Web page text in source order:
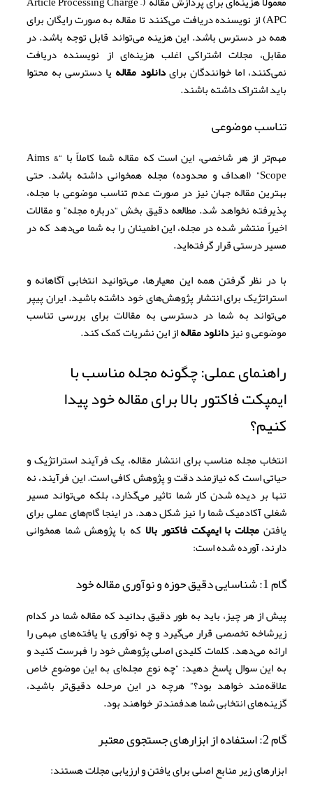
APC) از نویسنده دریافت می‌کنند تا مقاله به صورت رایگان برای
همه در دسترس باشد. این هزینه می‌تواند قابل توجه باشد. در
مقابل، مجلات اشتراکی اغلب هزینه‌ای از نویسنده دریافت
نمی‌کنند، اما خوانندگان برایدانلود مقاله یا دسترسی به محتوا
باید اشتراک داشته باشند.
تناسب موضوعی
مهم‌تر از هر شاخصی، این است که مقاله شما کاملاً با “Aims &
Scope” (اهداف و محدوده) مجله همخوانی داشته باشد. حتی
بهترین مقاله جهان نیز در صورت عدم تناسب موضوعی با مجله،
پذیرفته نخواهد شد. مطالعه دقیق بخش “درباره مجله” و مقالات
اخیراً منتشر شده در مجله، این اطمینان را به شما می‌دهد که در
مسیر درستی قرار گرفته‌اید.
با در نظر گرفتن همه این معیارها، می‌توانید انتخابی آگاهانه و
استراتژیک برای انتشار پژوهش‌های خود داشته باشید. ایران پیپر
می‌تواند به شما در دسترسی به مقالات برای بررسی تناسب
موضوعی و نیزدانلود مقالهاز این نشریات کمک کند.
راهنمای عملی: چگونه مجله مناسب با
ایمپکت فاکتور بالا برای مقاله خود پیدا
کنیم؟
انتخاب مجله مناسب برای انتشار مقاله، یک فرآیند استراتژیک و
حیاتی است که نیازمند دقت و پژوهش کافی است. این فرآیند، نه
تنها بر دیده شدن کار شما تاثیر می‌گذارد، بلکه می‌تواند مسیر
شغلی آکادمیک شما را نیز شکل دهد. در اینجا گام‌های عملی برای
یافتن مجلات با ایمپکت فاکتور بالا که با پژوهش شما همخوانی
دارند، آورده شده است:
گام 1: شناسایی دقیق حوزه و نوآوری مقاله خود
پیش از هر چیز، باید به طور دقیق بدانید که مقاله شما در کدام
زیرشاخه تخصصی قرار می‌گیرد و چه نوآوری یا یافته‌های مهمی را
ارائه می‌دهد. کلمات کلیدی اصلی پژوهش خود را فهرست کنید و
به این سوال پاسخ دهید: “چه نوع مجله‌ای به این موضوع خاص
علاقه‌مند خواهد بود؟” هرچه در این مرحله دقیق‌تر باشید،
گزینه‌های انتخابی شما هدفمندتر خواهند بود.
گام 2: استفاده از ابزارهای جستجوی معتبر
ابزارهای زیر منابع اصلی برای یافتن و ارزیابی مجلات هستند: